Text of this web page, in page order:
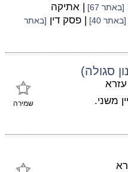
[באתר 67] | אתיקה
[באתר 40] | פסק דין [באתר
סגולה)
שמירה
משני.